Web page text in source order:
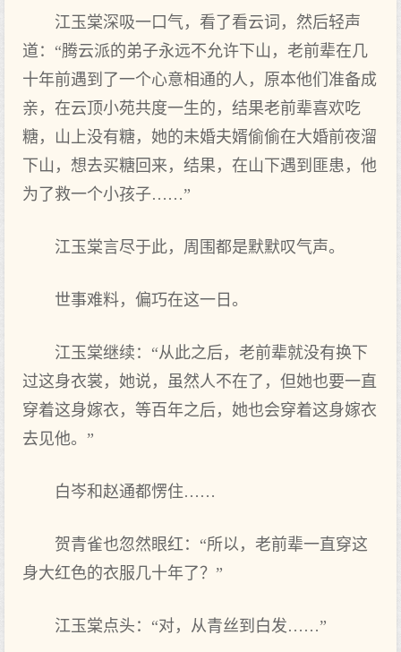
江玉棠深吸一口气，看了看云词，然后轻声
道：“腾云派的弟子永远不允许下山，老前辈在几
十年前遇到了一个心意相通的人，原本他们准备成
亲，在云顶小苑共度一生的，结果老前辈喜欢吃
糖，山上没有糖，她的未婚夫婿偷偷在大婚前夜溜
下山，想去买糖回来，结果，在山下遇到匪患，他
为了救一个小孩子……”
江玉棠言尽于此，周围都是默默叹气声。
世事难料，偏巧在这一日。
江玉棠继续：“从此之后，老前辈就没有换下
过这身衣裳，她说，虽然人不在了，但她也要一直
穿着这身嫁衣，等百年之后，她也会穿着这身嫁衣
去见他。”
白岑和赵通都愣住……
贺青雀也忽然眼红：“所以，老前辈一直穿这
身大红色的衣服几十年了？”
江玉棠点头：“对，从青丝到白发……”